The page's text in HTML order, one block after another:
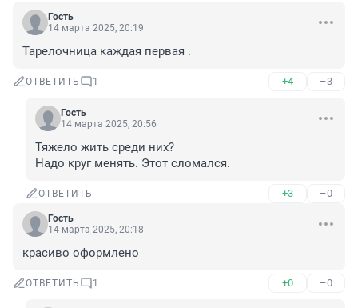
Гость
14 марта 2025, 20:19
Тарелочница каждая первая .
ОТВЕТИТЬ 1 +4 –3
Гость
14 марта 2025, 20:56
Тяжело жить среди них?
Надо круг менять. Этот сломался.
ОТВЕТИТЬ +3 –0
Гость
14 марта 2025, 20:18
красиво оформлено
ОТВЕТИТЬ 1 +0 –0